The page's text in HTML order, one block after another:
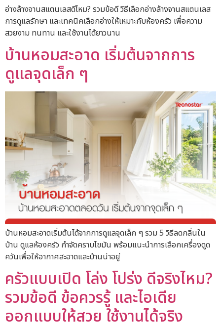
อ่างล้างจานสแตนเลสดีไหม? รวมข้อดี วิธีเลือกอ่างล้างจานสแตนเลส
การดูแลรักษา และเทคนิคเลือกอ่างให้เหมาะกับห้องครัว เพื่อความ
สวยงาม ทนทาน และใช้งานได้ยาวนาน
บ้านหอมสะอาด เริ่มต้นจากการ
ดูแลจุดเล็ก ๆ
บ้านหอมสะอาดเริ่มต้นได้จากการดูแลจุดเล็ก ๆ รวม 5 วิธีลดกลิ่นใน
บ้าน ดูแลห้องครัว กำจัดคราบไขมัน พร้อมแนะนำการเลือกเครื่องดูด
ควันเพื่อให้อากาศสะอาดและบ้านน่าอยู่
ครัวแบบเปิด โล่ง โปร่ง ดีจริงไหม?
รวมข้อดี ข้อควรรู้ และไอเดีย
ออกแบบให้สวย ใช้งานได้จริง